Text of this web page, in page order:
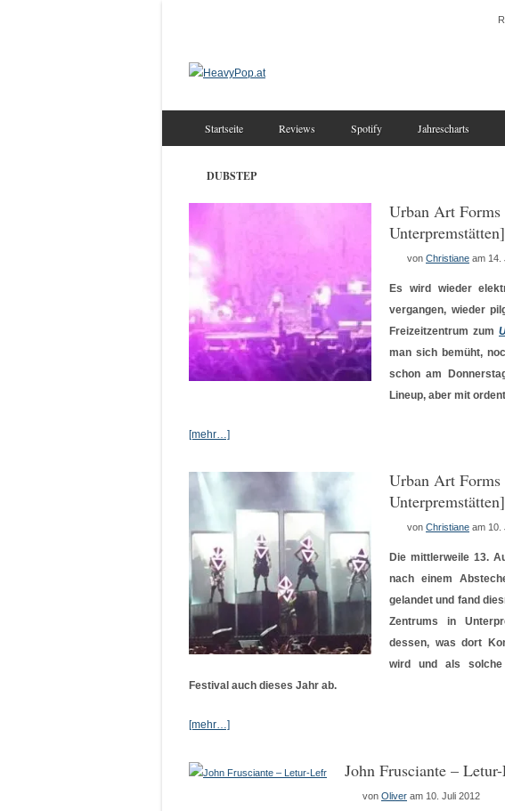
Startseite Reviews Spotify Jahrescharts
DUBSTEP
Urban Art
Unterpremstätten]
von Christiane am 14.
Es wird wieder
vergangen, wieder
Freizeitzentrum zum
man sich bemüht,
schon am
Lineup, aber mit
[mehr…]
Urban Art
Unterpremstätten]
von Christiane am 10.
Die mittlerweile 13.
nach einem
gelandet und fand
Zentrums in
dessen, was dort
wird und als
Festival auch dieses Jahr ab.
[mehr…]
John Frusciante –
von Oliver am 10. Juli 2012